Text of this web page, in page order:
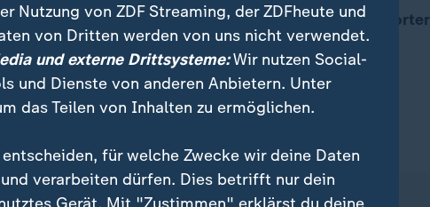
Grünen hat seinen Rücktritt angekündigt. ZDF-Reporter
über die Bedeutung für die Ampel-Koalition.
Nutzung von ZDF Streaming, der ZDFheute und
von Dritten werden von uns nicht verwendet.
und externe Drittsysteme:Wir nutzen Social-
und Dienste von anderen Anbietern. Unter
das Teilen von Inhalten zu ermöglichen.
für welche Zwecke wir deine Daten
verarbeiten dürfen. Dies betrifft nur dein